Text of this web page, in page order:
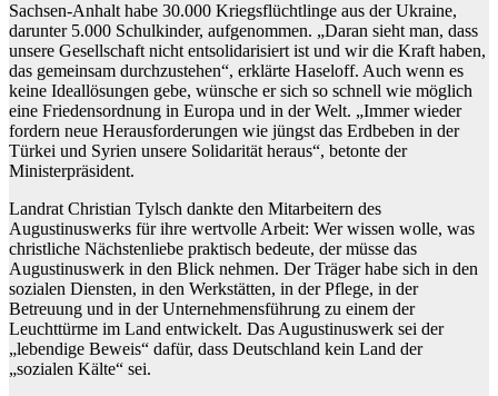
Sachsen-Anhalt habe 30.000 Kriegsflüchtlinge aus der Ukraine,
darunter 5.000 Schulkinder, aufgenommen. „Daran sieht man, dass
unsere Gesellschaft nicht entsolidarisiert ist und wir die Kraft haben,
das gemeinsam durchzustehen“, erklärte Haseloff. Auch wenn es
keine Ideallösungen gebe, wünsche er sich so schnell wie möglich
eine Friedensordnung in Europa und in der Welt. „Immer wieder
fordern neue Herausforderungen wie jüngst das Erdbeben in der
Türkei und Syrien unsere Solidarität heraus“, betonte der
Ministerpräsident.
Landrat Christian Tylsch dankte den Mitarbeitern des
Augustinuswerks für ihre wertvolle Arbeit: Wer wissen wolle, was
christliche Nächstenliebe praktisch bedeute, der müsse das
Augustinuswerk in den Blick nehmen. Der Träger habe sich in den
sozialen Diensten, in den Werkstätten, in der Pflege, in der
Betreuung und in der Unternehmensführung zu einem der
Leuchttürme im Land entwickelt. Das Augustinuswerk sei der
„lebendige Beweis“ dafür, dass Deutschland kein Land der
„sozialen Kälte“ sei.